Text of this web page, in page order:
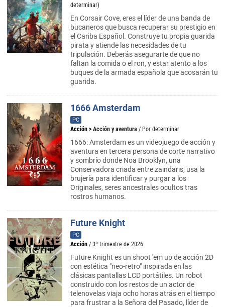
determinar)
En Corsair Cove, eres el líder de una banda de
bucaneros que busca recuperar su prestigio en
el Cariba Español. Construye tu propia guarida
pirata y atiende las necesidades de tu
tripulación. Deberás asegurarte de que no
faltan la comida o el ron, y estar atento a los
buques de la armada española que acosarán tu
guarida.
1666 Amsterdam
PC
Acción > Acción y aventura / Por determinar
1666: Amsterdam es un videojuego de acción y
aventura en tercera persona de corte narrativo
y sombrío donde Noa Brooklyn, una
Conservadora criada entre zaindaris, usa la
brujería para identificar y purgar a los
Originales, seres ancestrales ocultos tras
rostros humanos.
Future Knight
PC
Acción / 3º trimestre de 2026
Future Knight es un shoot 'em up de acción 2D
con estética "neo-retro" inspirada en las
clásicas pantallas LCD portátiles. Un robot
construido con los restos de un actor de
telenovelas viaja ocho horas atrás en el tiempo
para frustrar a la Señora del Pasado, líder de